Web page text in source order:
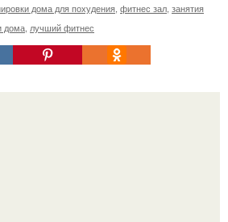
дома для похудения фитнес зал занятия
дома лучший фитнес